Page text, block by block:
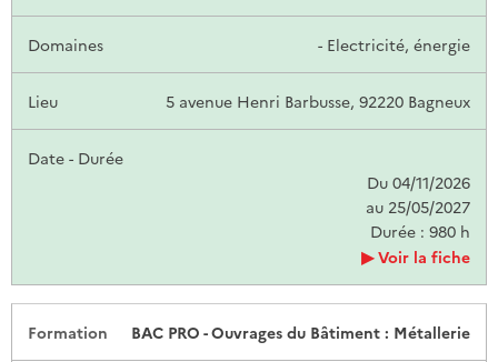
- Electricité, énergie
5 avenue Henri Barbusse, 92220 Bagneux
Du 04/11/2026
au 25/05/2027
Durée : 980 h
Voir la fiche
BAC PRO - Ouvrages du Bâtiment : Métallerie